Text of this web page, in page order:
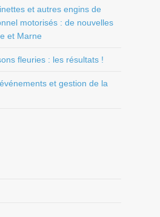
et autres engins de
motorisés : de nouvelles
et Marne
fleuries : les résultats !
et gestion de la